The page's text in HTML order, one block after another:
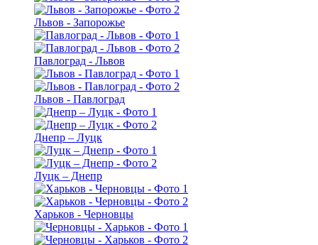
Львов - Запорожье
Павлоград - Львов
Львов - Павлоград
Днепр – Луцк
Луцк – Днепр
Харьков - Черновцы